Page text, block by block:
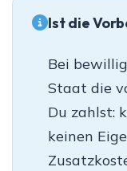
Ist die
Bei
Staat die
Du zahlst:
keinen